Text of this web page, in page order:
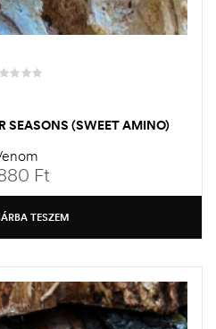
SEASONS (SWEET AMINO)
Ft
TESZEM